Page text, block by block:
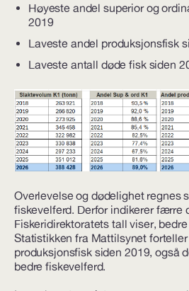
Høyeste andel superior og
2019
Laveste andel produksjonsfisk
Laveste antall døde fisk siden
Overlevelse og dødelighet regnes
fiskevelferd. Derfor indikerer færre
Fiskeridirektoratets tall viser,
Statistikken fra Mattilsynet
produksjonsfisk siden 2019, også
bedre fiskevelferd.